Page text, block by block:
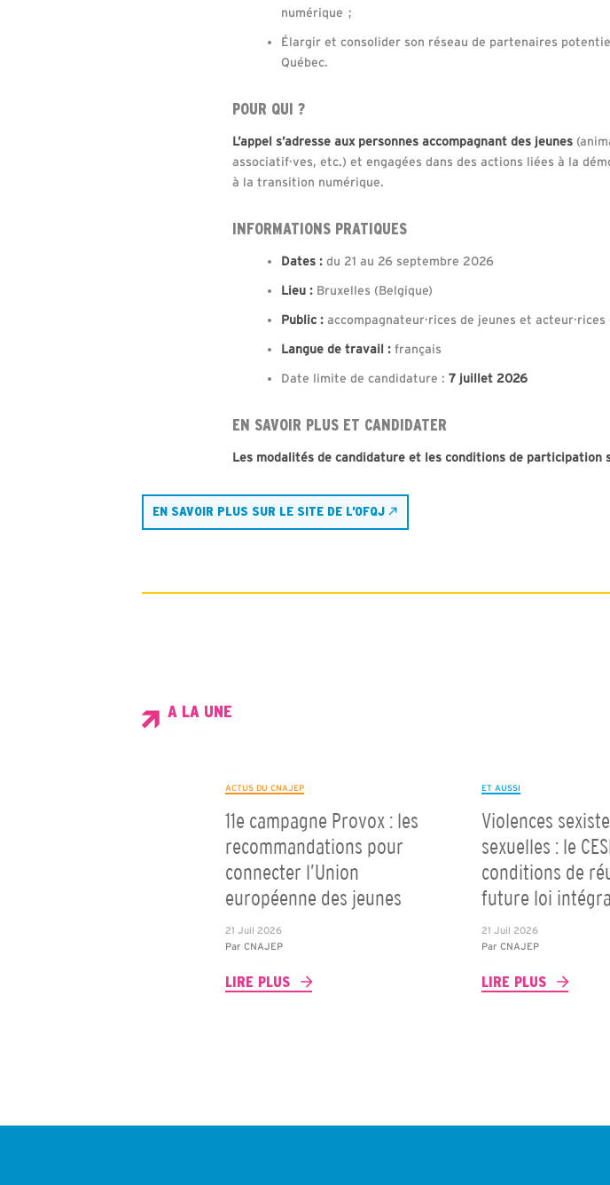
numérique ;
Élargir et consolider son réseau de partenaires
Québec.
POUR QUI ?
L’appel s’adresse aux personnes accompagnant des jeunes
associatif·ves, etc.) et engagées dans des actions liées à la
à la transition numérique.
INFORMATIONS PRATIQUES
Dates : du 21 au 26 septembre 2026
Lieu : Bruxelles (Belgique)
Public : accompagnateur·rices de jeunes et
Langue de travail : français
Date limite de candidature : 7 juillet 2026
EN SAVOIR PLUS ET CANDIDATER
Les modalités de candidature et les conditions de participation
EN SAVOIR PLUS SUR LE SITE DE L’OFQJ
A LA UNE
ACTUS DU CNAJEP
11e campagne Provox : les
recommandations pour
connecter l’Union
européenne des jeunes
21 Juil 2026
ParCNAJEP
LIRE PLUS
ET AUSSI
Violences
sexuelles : le
conditions de
future loi
21 Juil 2026
Par CNAJEP
LIRE PLUS